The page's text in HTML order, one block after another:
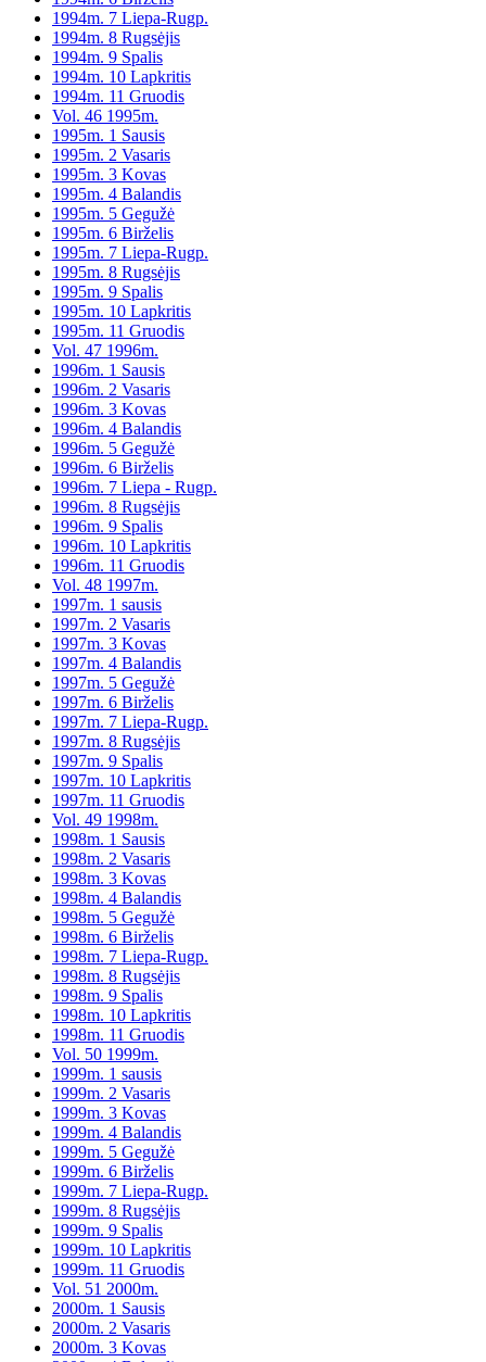
1994m. 7 Liepa-Rugp.
1994m. 8 Rugsėjis
1994m. 9 Spalis
1994m. 10 Lapkritis
1994m. 11 Gruodis
Vol. 46 1995m.
1995m. 1 Sausis
1995m. 2 Vasaris
1995m. 3 Kovas
1995m. 4 Balandis
1995m. 5 Gegužė
1995m. 6 Birželis
1995m. 7 Liepa-Rugp.
1995m. 8 Rugsėjis
1995m. 9 Spalis
1995m. 10 Lapkritis
1995m. 11 Gruodis
Vol. 47 1996m.
1996m. 1 Sausis
1996m. 2 Vasaris
1996m. 3 Kovas
1996m. 4 Balandis
1996m. 5 Gegužė
1996m. 6 Birželis
1996m. 7 Liepa - Rugp.
1996m. 8 Rugsėjis
1996m. 9 Spalis
1996m. 10 Lapkritis
1996m. 11 Gruodis
Vol. 48 1997m.
1997m. 1 sausis
1997m. 2 Vasaris
1997m. 3 Kovas
1997m. 4 Balandis
1997m. 5 Gegužė
1997m. 6 Birželis
1997m. 7 Liepa-Rugp.
1997m. 8 Rugsėjis
1997m. 9 Spalis
1997m. 10 Lapkritis
1997m. 11 Gruodis
Vol. 49 1998m.
1998m. 1 Sausis
1998m. 2 Vasaris
1998m. 3 Kovas
1998m. 4 Balandis
1998m. 5 Gegužė
1998m. 6 Birželis
1998m. 7 Liepa-Rugp.
1998m. 8 Rugsėjis
1998m. 9 Spalis
1998m. 10 Lapkritis
1998m. 11 Gruodis
Vol. 50 1999m.
1999m. 1 sausis
1999m. 2 Vasaris
1999m. 3 Kovas
1999m. 4 Balandis
1999m. 5 Gegužė
1999m. 6 Birželis
1999m. 7 Liepa-Rugp.
1999m. 8 Rugsėjis
1999m. 9 Spalis
1999m. 10 Lapkritis
1999m. 11 Gruodis
Vol. 51 2000m.
2000m. 1 Sausis
2000m. 2 Vasaris
2000m. 3 Kovas